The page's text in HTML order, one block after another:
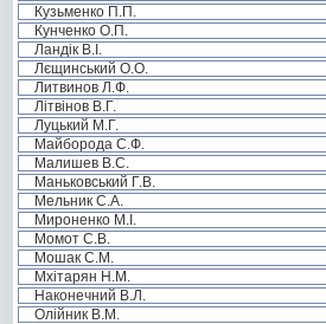
Кузьменко П.П.
Кунченко О.П.
Ландік В.І.
Лєщинський О.О.
Литвинов Л.Ф.
Літвінов В.Г.
Луцький М.Г.
Майборода С.Ф.
Малишев В.С.
Маньковський Г.В.
Мельник С.А.
Мироненко М.І.
Момот С.В.
Мошак С.М.
Мхітарян Н.М.
Наконечний В.Л.
Олійник В.М.